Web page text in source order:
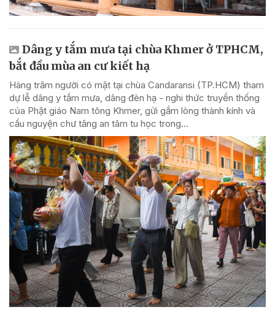
Dâng y tắm mưa tại chùa Khmer ở TPHCM,
bắt đầu mùa an cư kiết hạ
Hàng trăm người có mặt tại chùa Candaransi (TP.HCM) tham
dự lễ dâng y tắm mưa, dâng đèn hạ - nghi thức truyền thống
của Phật giáo Nam tông Khmer, gửi gắm lòng thành kính và
cầu nguyện chư tăng an tâm tu học trong...